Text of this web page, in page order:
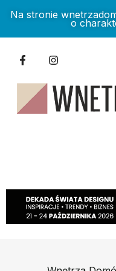
Na stronie
o